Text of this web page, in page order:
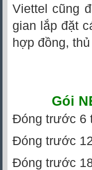
Viettel cũng
gian lắp đặt
hợp đồng,
Gói
Đóng trước 6
Đóng trước
Đóng trước